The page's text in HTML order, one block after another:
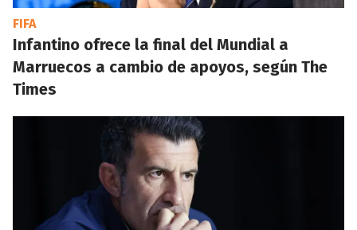
FIFA
Infantino ofrece la final del Mundial a
Marruecos a cambio de apoyos, según The
Times